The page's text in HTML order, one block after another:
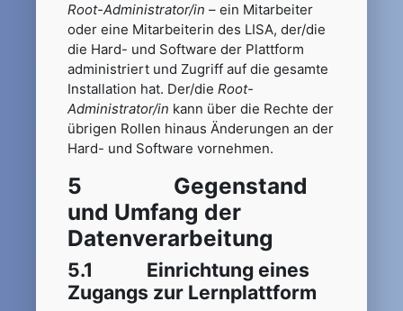
Root-Administrator/in – ein Mitarbeiter
oder eine Mitarbeiterin des LISA, der/die
die Hard- und Software der Plattform
administriert und Zugriff auf die gesamte
Installation hat. Der/die Root-
Administrator/in kann über die Rechte der
übrigen Rollen hinaus Änderungen an der
Hard- und Software vornehmen.
5 Gegenstand
und Umfang der
Datenverarbeitung
5.1 Einrichtung eines
Zugangs zur Lernplattform